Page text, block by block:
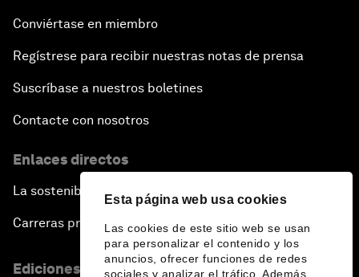
Esta página web usa cookies
Las cookies de este sitio web se usan
para personalizar el contenido y los
anuncios, ofrecer funciones de redes
sociales y analizar el tráfico. Además,
Conviértase en miembro
Regístrese para recibir nuestras notas de prensa
Suscríbase a nuestros boletines
Contacte con nosotros
Enlaces directos
La sostenibilidad en el Foro
Carreras profesionales
Ediciones en otros idiomas